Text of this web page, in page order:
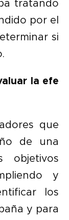
tratando
por el
si
la efe
que
de una
objetivos
y
los
y para